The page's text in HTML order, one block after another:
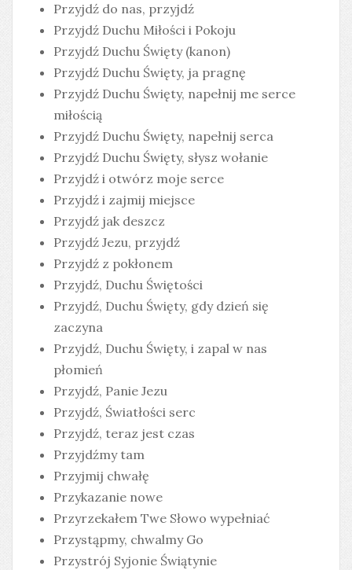
Przyjdź do nas, przyjdź
Przyjdź Duchu Miłości i Pokoju
Przyjdź Duchu Święty (kanon)
Przyjdź Duchu Święty, ja pragnę
Przyjdź Duchu Święty, napełnij me serce
miłością
Przyjdź Duchu Święty, napełnij serca
Przyjdź Duchu Święty, słysz wołanie
Przyjdź i otwórz moje serce
Przyjdź i zajmij miejsce
Przyjdź jak deszcz
Przyjdź Jezu, przyjdź
Przyjdź z pokłonem
Przyjdź, Duchu Świętości
Przyjdź, Duchu Święty, gdy dzień się
zaczyna
Przyjdź, Duchu Święty, i zapal w nas
płomień
Przyjdź, Panie Jezu
Przyjdź, Światłości serc
Przyjdź, teraz jest czas
Przyjdźmy tam
Przyjmij chwałę
Przykazanie nowe
Przyrzekałem Twe Słowo wypełniać
Przystąpmy, chwalmy Go
Przystrój Syjonie Świątynie